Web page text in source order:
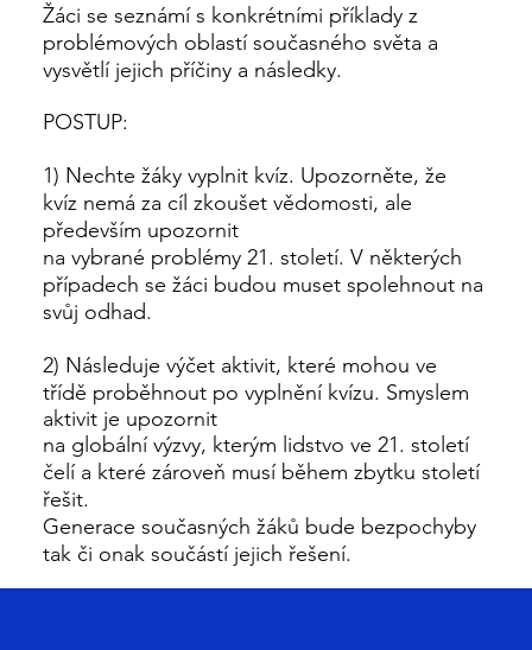
Žáci se seznámí s konkrétními příklady z
problémových oblastí současného světa a
vysvětlí jejich příčiny a následky.
POSTUP:
1) Nechte žáky vyplnit kvíz. Upozorněte, že
kvíz nemá za cíl zkoušet vědomosti, ale
především upozornit
na vybrané problémy 21. století. V některých
případech se žáci budou muset spolehnout na
svůj odhad.
2) Následuje výčet aktivit, které mohou ve
třídě proběhnout po vyplnění kvízu. Smyslem
aktivit je upozornit
na globální výzvy, kterým lidstvo ve 21. století
čelí a které zároveň musí během zbytku století
řešit.
Generace současných žáků bude bezpochyby
tak či onak součástí jejich řešení.